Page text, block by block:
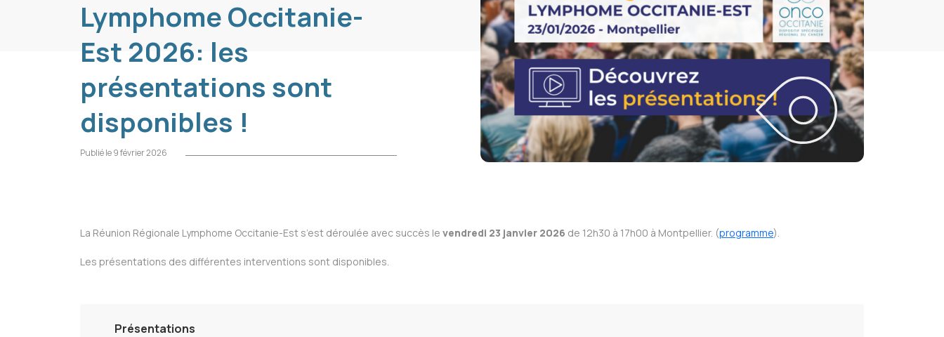
Lymphome Occitanie-
Est 2026: les
présentations sont
disponibles !
Publié le 9 février 2026
La Réunion Régionale Lymphome Occitanie-Est s’est déroulée avec succès le vendredi 23 janvier 2026 de 12h30 à 17h00 à Montpellier. (programme).
Les présentations des différentes interventions sont disponibles.
Présentations